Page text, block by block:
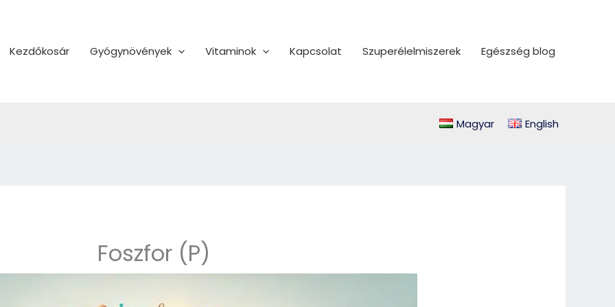
Kezdőkosár Gyógynövények Vitaminok Kapcsolat Szuperélelmiszerek Egészség blog
Magyar English
Foszfor (P)